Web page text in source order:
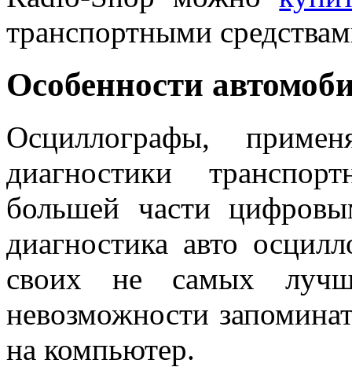
транспортными
Особенности
Осциллографы,
диагностики
большей части
диагностика авто
своих не самых
невозможности
на компьютер.